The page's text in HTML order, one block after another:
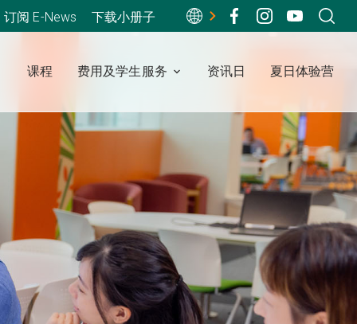
订阅 E-News 下载小册子
课程 费用及学生服务 资讯日 夏日体验营